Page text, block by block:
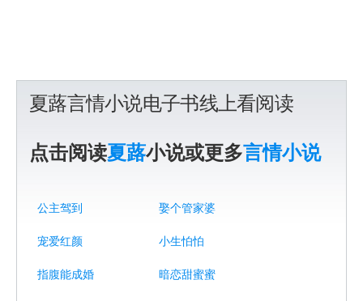
夏蕗言情小说电子书线上看阅读
点击阅读夏蕗小说或更多言情小说
公主驾到 娶个管家婆
宠爱红颜 小生怕怕
指腹能成婚 暗恋甜蜜蜜